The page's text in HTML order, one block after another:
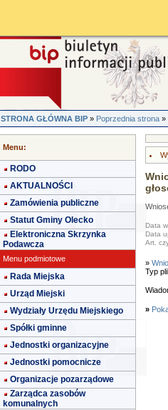
STRONA GŁÓWNA BIP»Poprzednia strona»
Menu:
RODO
AKTUALNOŚCI
Zamówienia publiczne
Statut Gminy Olecko
Elektroniczna Skrzynka
Podawcza
Menu podmiotowe
Rada Miejska
Urząd Miejski
Wydziały Urzędu Miejskiego
Spółki gminne
Jednostki organizacyjne
Jednostki pomocnicze
Organizacje pozarządowe
Zarządca zasobów
komunalnych
Data
Data
Art.
»
Typ
»